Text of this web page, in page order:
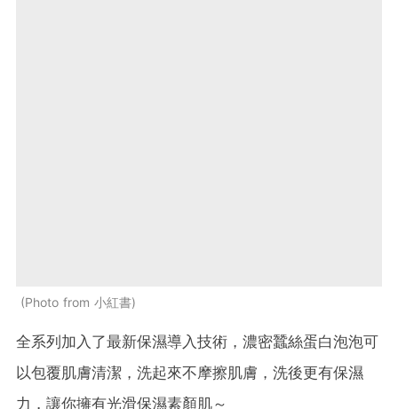
Photo from 小紅書
全系列加入了最新保濕導入技術，濃密蠶絲蛋白泡泡可
以包覆肌膚清潔，洗起來不摩擦肌膚，洗後更有保濕
力，讓你擁有光滑保濕素顏肌～